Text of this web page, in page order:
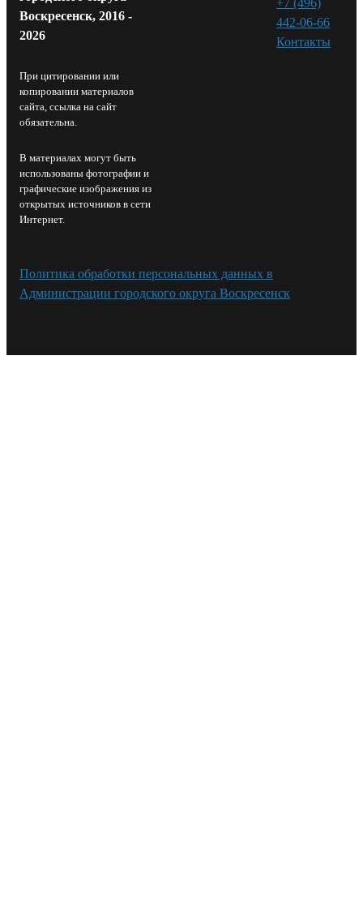
Воскресенск, 2016 -
2026
При цитировании или
копировании материалов
сайта, ссылка на сайт
обязательна.
В материалах могут быть
использованы фотографии и
графические изображения из
открытых источников в сети
Интернет.
442-06-66
Контакты⁠
Политика обработки персональных данных в
Администрации городского округа Воскресенск